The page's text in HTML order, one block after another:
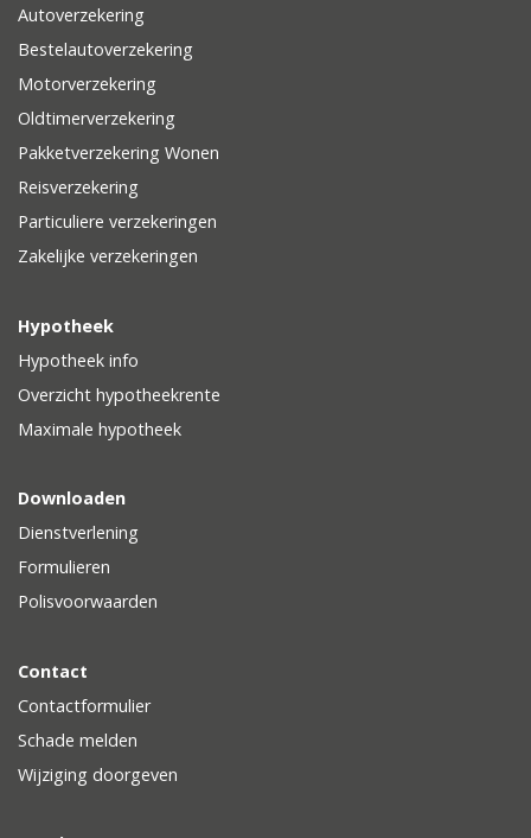
Autoverzekering
Bestelautoverzekering
Motorverzekering
Oldtimerverzekering
Pakketverzekering Wonen
Reisverzekering
Particuliere verzekeringen
Zakelijke verzekeringen
Hypotheek
Hypotheek info
Overzicht hypotheekrente
Maximale hypotheek
Downloaden
Dienstverlening
Formulieren
Polisvoorwaarden
Contact
Contactformulier
Schade melden
Wijziging doorgeven